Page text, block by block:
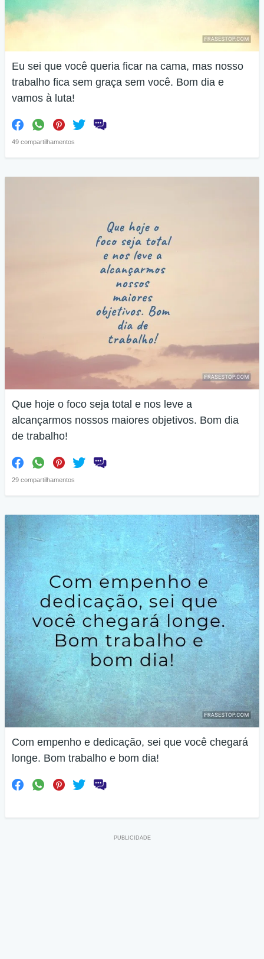
Eu sei que você queria ficar na cama, mas nosso
trabalho fica sem graça sem você. Bom dia e
vamos à luta!
49 compartilhamentos
Que hoje o foco seja total e nos leve a
alcançarmos nossos maiores objetivos. Bom dia
de trabalho!
29 compartilhamentos
Com empenho e dedicação, sei que você chegará
longe. Bom trabalho e bom dia!